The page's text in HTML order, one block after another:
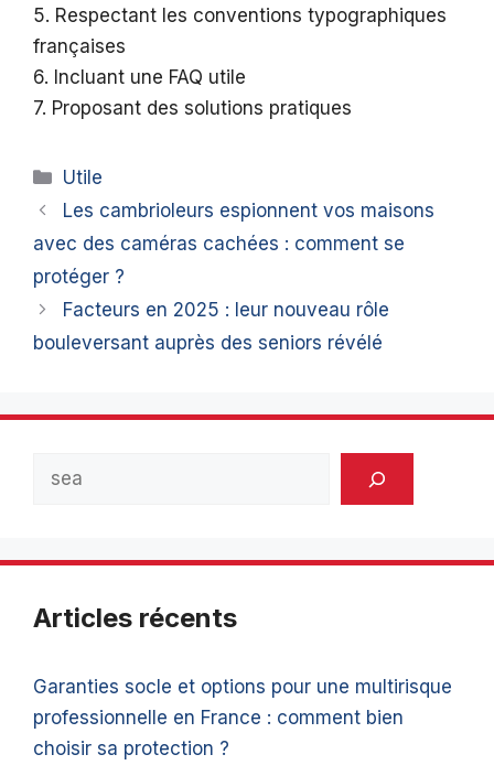
5. Respectant les conventions typographiques
françaises
6. Incluant une FAQ utile
7. Proposant des solutions pratiques
Catégories
Utile
Les cambrioleurs espionnent vos maisons
avec des caméras cachées : comment se
protéger ?
Facteurs en 2025 : leur nouveau rôle
bouleversant auprès des seniors révélé
Articles récents
Garanties socle et options pour une multirisque
professionnelle en France : comment bien
choisir sa protection ?